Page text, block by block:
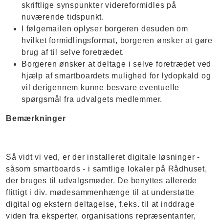
skriftlige synspunkter videreformidles på
nuværende tidspunkt.
I følgemailen oplyser borgeren desuden om
hvilket formidlingsformat, borgeren ønsker at gøre
brug af til selve foretrædet.
Borgeren ønsker at deltage i selve foretrædet ved
hjælp af smartboardets mulighed for lydopkald og
vil derigennem kunne besvare eventuelle
spørgsmål fra udvalgets medlemmer.
Bemærkninger
Så vidt vi ved, er der installeret digitale løsninger -
såsom smartboards - i samtlige lokaler på Rådhuset,
der bruges til udvalgsmøder. De benyttes allerede
flittigt i div. mødesammenhænge til at understøtte
digital og ekstern deltagelse, f.eks. til at inddrage
viden fra eksperter, organisations repræsentanter,